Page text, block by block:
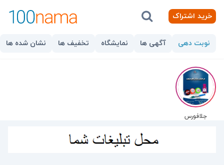
خرید اشتراک
نوبت دهی آگهی ها نمایشگاه تخفیف ها نشان شده ها
جلافورس